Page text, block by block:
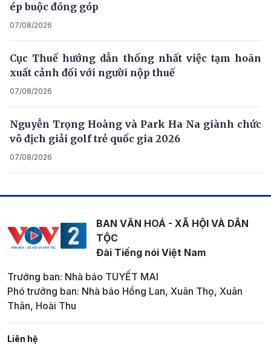
ép buộc đóng góp
07/08/2026
Cục Thuế hướng dẫn thống nhất việc tạm hoãn
xuất cảnh đối với người nộp thuế
07/08/2026
Nguyễn Trọng Hoàng và Park Ha Na giành chức
vô địch giải golf trẻ quốc gia 2026
07/08/2026
BAN VĂN HOÁ - XÃ HỘI VÀ DÂN
TỘC
Đài Tiếng nói Việt Nam
Trưởng ban: Nhà báo TUYẾT MAI
Phó trưởng ban: Nhà báo Hồng Lan, Xuân Thọ, Xuân
Thân, Hoài Thu
Liên hệ